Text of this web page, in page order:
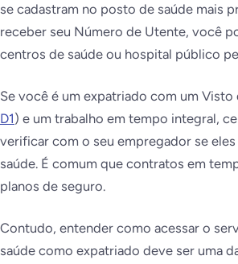
se cadastram no posto de saúde mais
receber seu Número de Utente, você
centros de saúde ou hospital público
Se você é um expatriado com um Visto
D1) e um trabalho em tempo integral,
verificar com o seu empregador se
saúde. É comum que contratos em
planos de seguro.
Contudo, entender como acessar o
saúde como expatriado deve ser uma